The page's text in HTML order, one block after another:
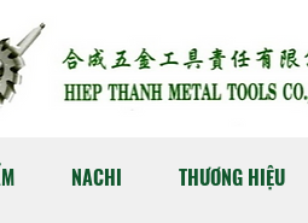
NACHI THƯƠNG HIỆU